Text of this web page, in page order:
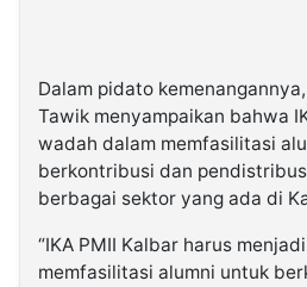
Dalam pidato
Tawik menyampaikan bahwa
wadah dalam memfasilitasi
berkontribusi dan
berbagai sektor yang ada di
“IKA PMII Kalbar harus
memfasilitasi alumni untuk